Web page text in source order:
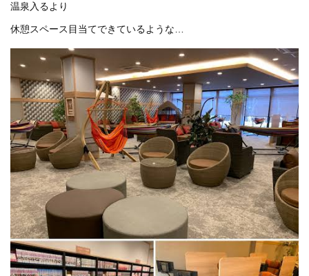
温泉入るより
休憩スペース目当てできているような…